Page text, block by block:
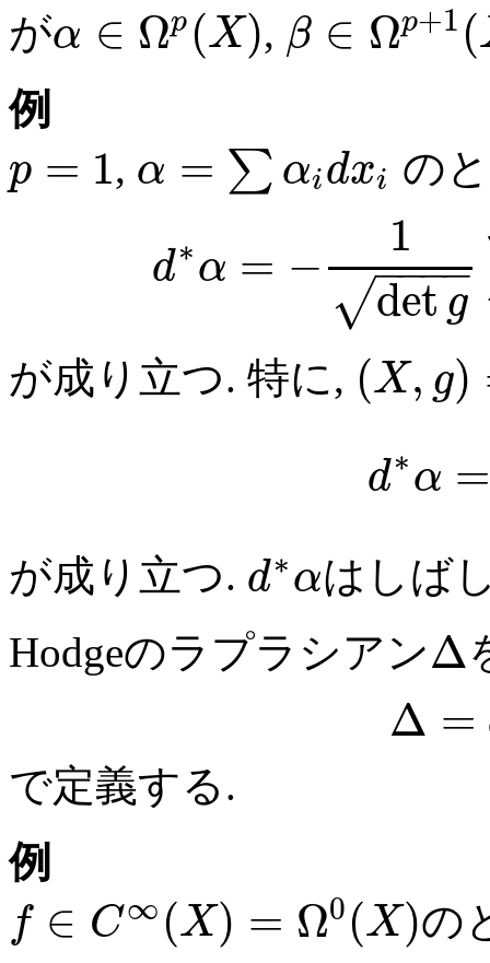
がα ∈ Ωp (X), β ∈ Ωp+1 (
例
p = 1, α = ∑ αidxi の
d∗α = −
1
det g
− −
−−
√
が成り立つ. 特に, (X, g)
d∗α =
が成り立つ. d∗αはしば
HodgeのラプラシアンΔ
Δ =
で定義する.
例
f ∈ C∞ (X) = Ω0 (X)の